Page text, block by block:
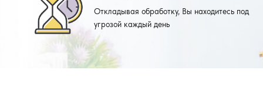
Откладывая обработку, Вы находитесь под
угрозой каждый день